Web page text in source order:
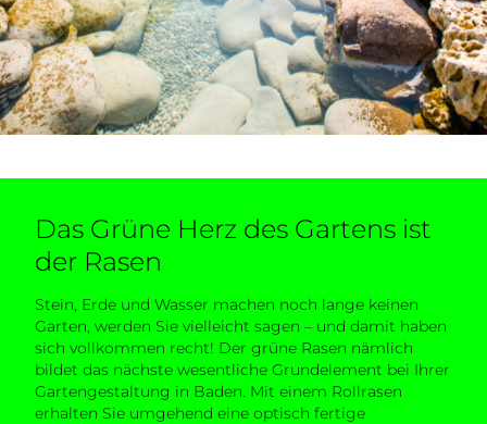
Das Grüne Herz des Gartens ist
der Rasen
Stein, Erde und Wasser machen noch lange keinen
Garten, werden Sie vielleicht sagen – und damit haben
sich vollkommen recht! Der grüne Rasen nämlich
bildet das nächste wesentliche Grundelement bei Ihrer
Gartengestaltung in Baden. Mit einem Rollrasen
erhalten Sie umgehend eine optisch fertige